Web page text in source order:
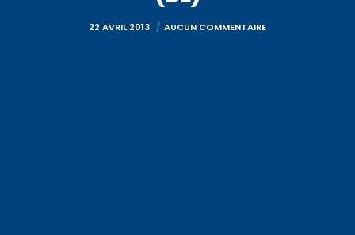
22 AVRIL 2013 AUCUN COMMENTAIRE